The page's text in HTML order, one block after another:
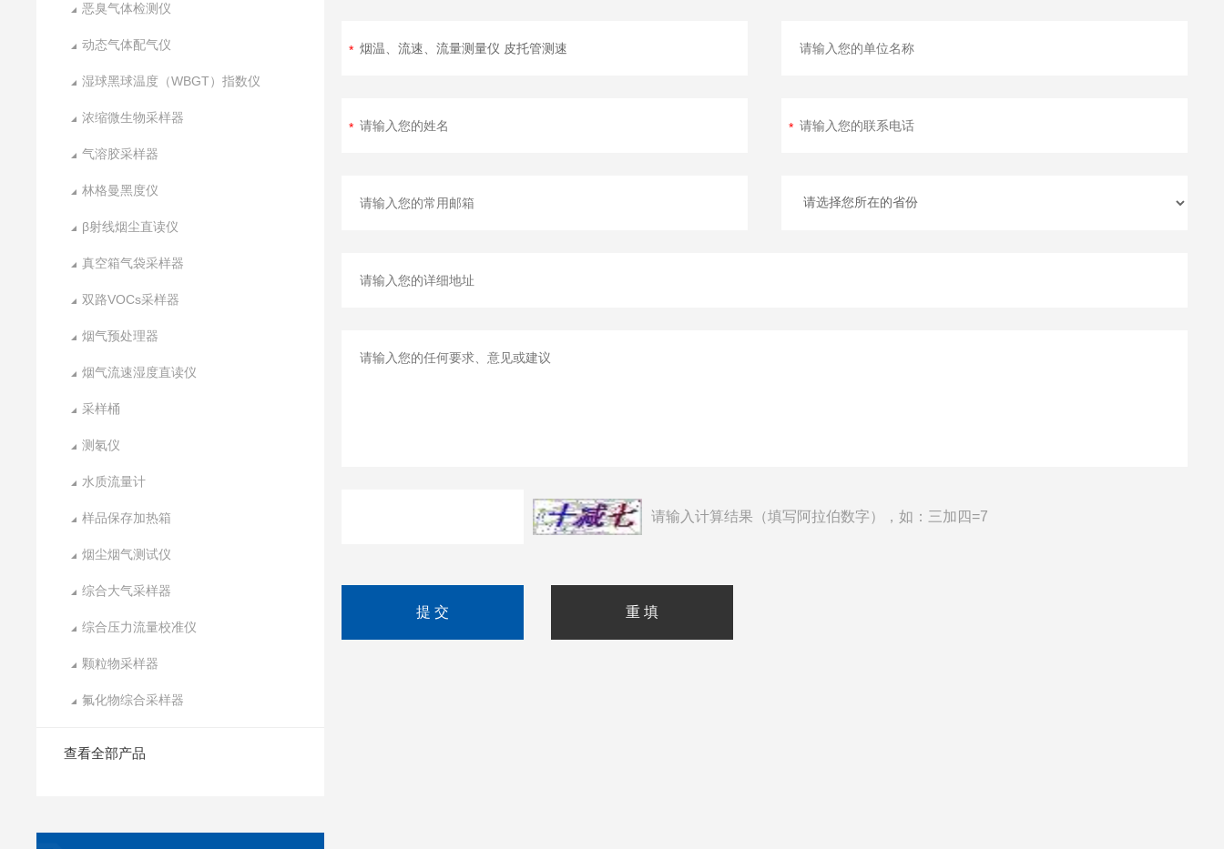
恶臭气体检测仪
动态气体配气仪
湿球黑球温度（WBGT）指数仪
浓缩微生物采样器
气溶胶采样器
林格曼黑度仪
β射线烟尘直读仪
真空箱气袋采样器
双路VOCs采样器
烟气预处理器
烟气流速湿度直读仪
采样桶
测氡仪
水质流量计
样品保存加热箱
烟尘烟气测试仪
综合大气采样器
综合压力流量校准仪
颗粒物采样器
氟化物综合采样器
查看全部产品
请输入计算结果（填写阿拉伯数字），如：三加四=7